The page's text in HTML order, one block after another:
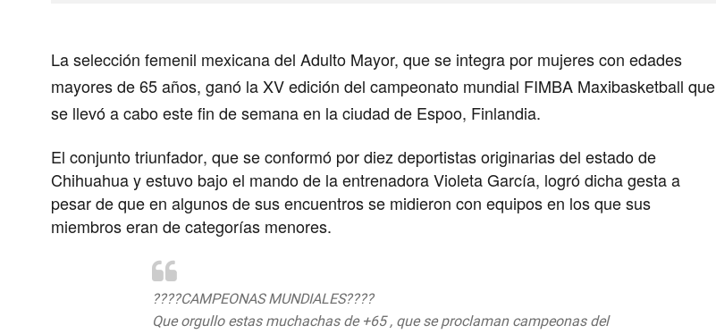
Laselección femenil mexicanadel Adulto Mayor, que se integra por mujeres con edades
mayores de 65 años, ganó la XV edición del campeonato mundial FIMBA Maxibasketball que
se llevó a cabo este fin de semana en la ciudad de Espoo, Finlandia.
El conjunto triunfador, que se conformó por diez deportistas originarias del estado de
Chihuahua y estuvo bajo el mando de la entrenadora Violeta García, logró dicha gesta a
pesar de que en algunos de sus encuentros se midieron con equipos en los que sus
miembros eran de categorías menores.
????CAMPEONAS MUNDIALES????
Que orgullo estas muchachas de +65 , que se proclaman campeonas del